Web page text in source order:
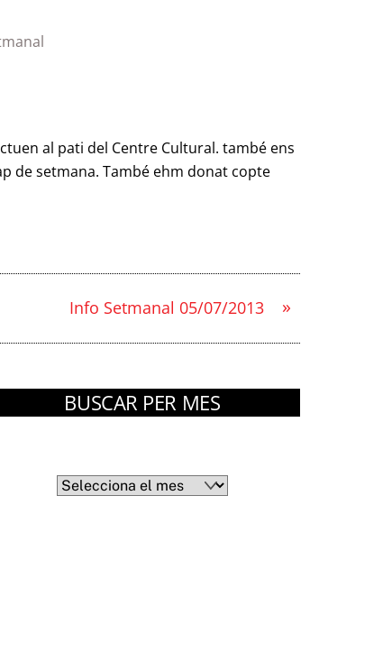
al pati del Centre Cultural. també ens
de setmana. També ehm donat copte
»
Info Setmanal 05/07/2013
BUSCAR PER MES
Arxius